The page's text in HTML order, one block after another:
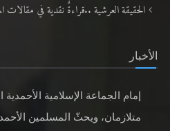
الحقيقة العرشية ..قراءةٌ نقدية في مقالات
الأخبار
إمام الجماعة الإسلامية الأحمدية
متلازمان، ويحثّ المسلمين